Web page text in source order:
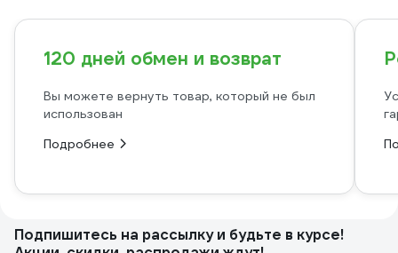
120 дней обмен и возврат
Вы можете вернуть товар, который не был
использован
Подробнее
Подпишитесь на рассылкуи будьте в курсе!